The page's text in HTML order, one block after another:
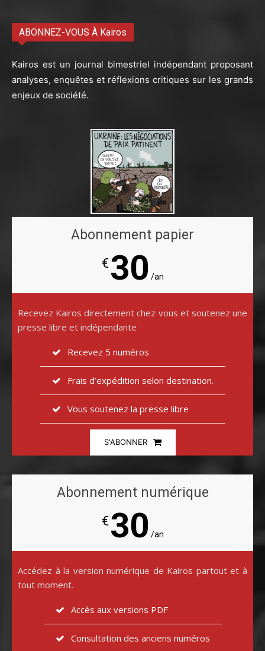
ABONNEZ-VOUS À Kairos
Kairos est un journal bimestriel indépendant proposant
analyses, enquêtes et réflexions critiques sur les grands
enjeux de société.
Abonnement papier
€30 /an
Recevez Kairos directement chez vous et soutenez une
presse libre et indépendante
Recevez 5 numéros
Frais d’expédition selon destination.
Vous soutenez la presse libre
S'ABONNER
Abonnement numérique
€30 /an
Accédez à la version numérique de Kairos partout et à
tout moment.
Accès aux versions PDF
Consultation des anciens numéros